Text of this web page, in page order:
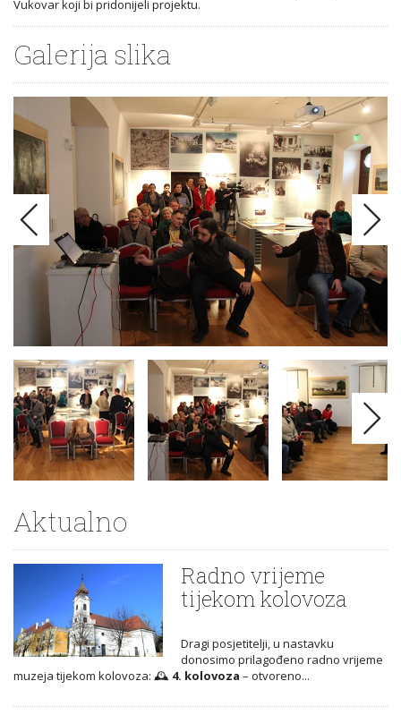
Vukovar koji bi pridonijeli projektu.
Galerija slika
Aktualno
Radno vrijeme
tijekom kolovoza
Dragi posjetitelji, u nastavku
donosimo prilagođeno radno vrijeme
muzeja tijekom kolovoza: 🕰️ 4. kolovoza – otvoreno...